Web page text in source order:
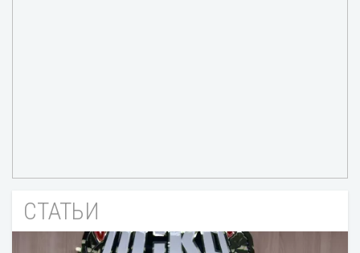
СТАТЬИ